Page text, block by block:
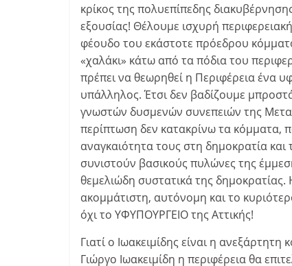
κρίκος της πολυεπίπεδης
εξουσίας! Θέλουμε ισχυρή
φέουδο του εκάστοτε πρόεδρου
«χαλάκι» κάτω από τα πόδια του
πρέπει να θεωρηθεί η Περιφέρεια ένα
υπάλληλος. Έτσι δεν βαδίζουμε
γνωστών δυσμενών συνεπειών της
περίπτωση δεν κατακρίνω τα κόμματα,
αναγκαιότητα τους στη δημοκρατία και
συνιστούν βασικούς πυλώνες της
θεμελιώδη συστατικά της
ακομμάτιστη, αυτόνομη και το
όχι το ΥΦΥΠΟΥΡΓΕΙΟ της Αττικής!
Γιατί ο Ιωακειμίδης είναι η
Γιώργο Ιωακειμίδη η περιφέρεια θα